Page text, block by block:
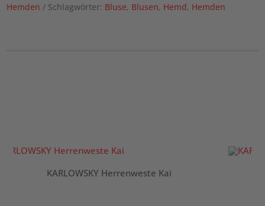
Hemden
Schlagwörter: Bluse, Blusen, Hemd, Hemden
KARLOWSKY Herrenweste Kai